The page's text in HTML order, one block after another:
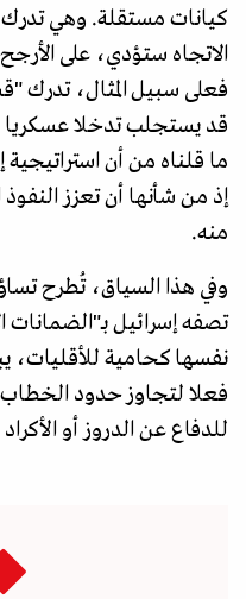
كيانات مستقلة. وهي
الاتجاه ستؤدي، على
فعلى سبيل المثال، تدرك
قد يستجلب تدخلا عسكريا
ما قلناه من أن
إذ من شأنها أن تعزز
منه.
وفي هذا السياق، تُطرح
تصفه إسرائيل بـ"الضمانات
نفسها كحامية
فعلا لتجاوز حدود
للدفاع عن الدروز أو